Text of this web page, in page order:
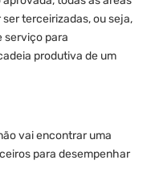
terceirizadas, ou seja,
serviço para
produtiva de um
vai encontrar uma
para desempenhar